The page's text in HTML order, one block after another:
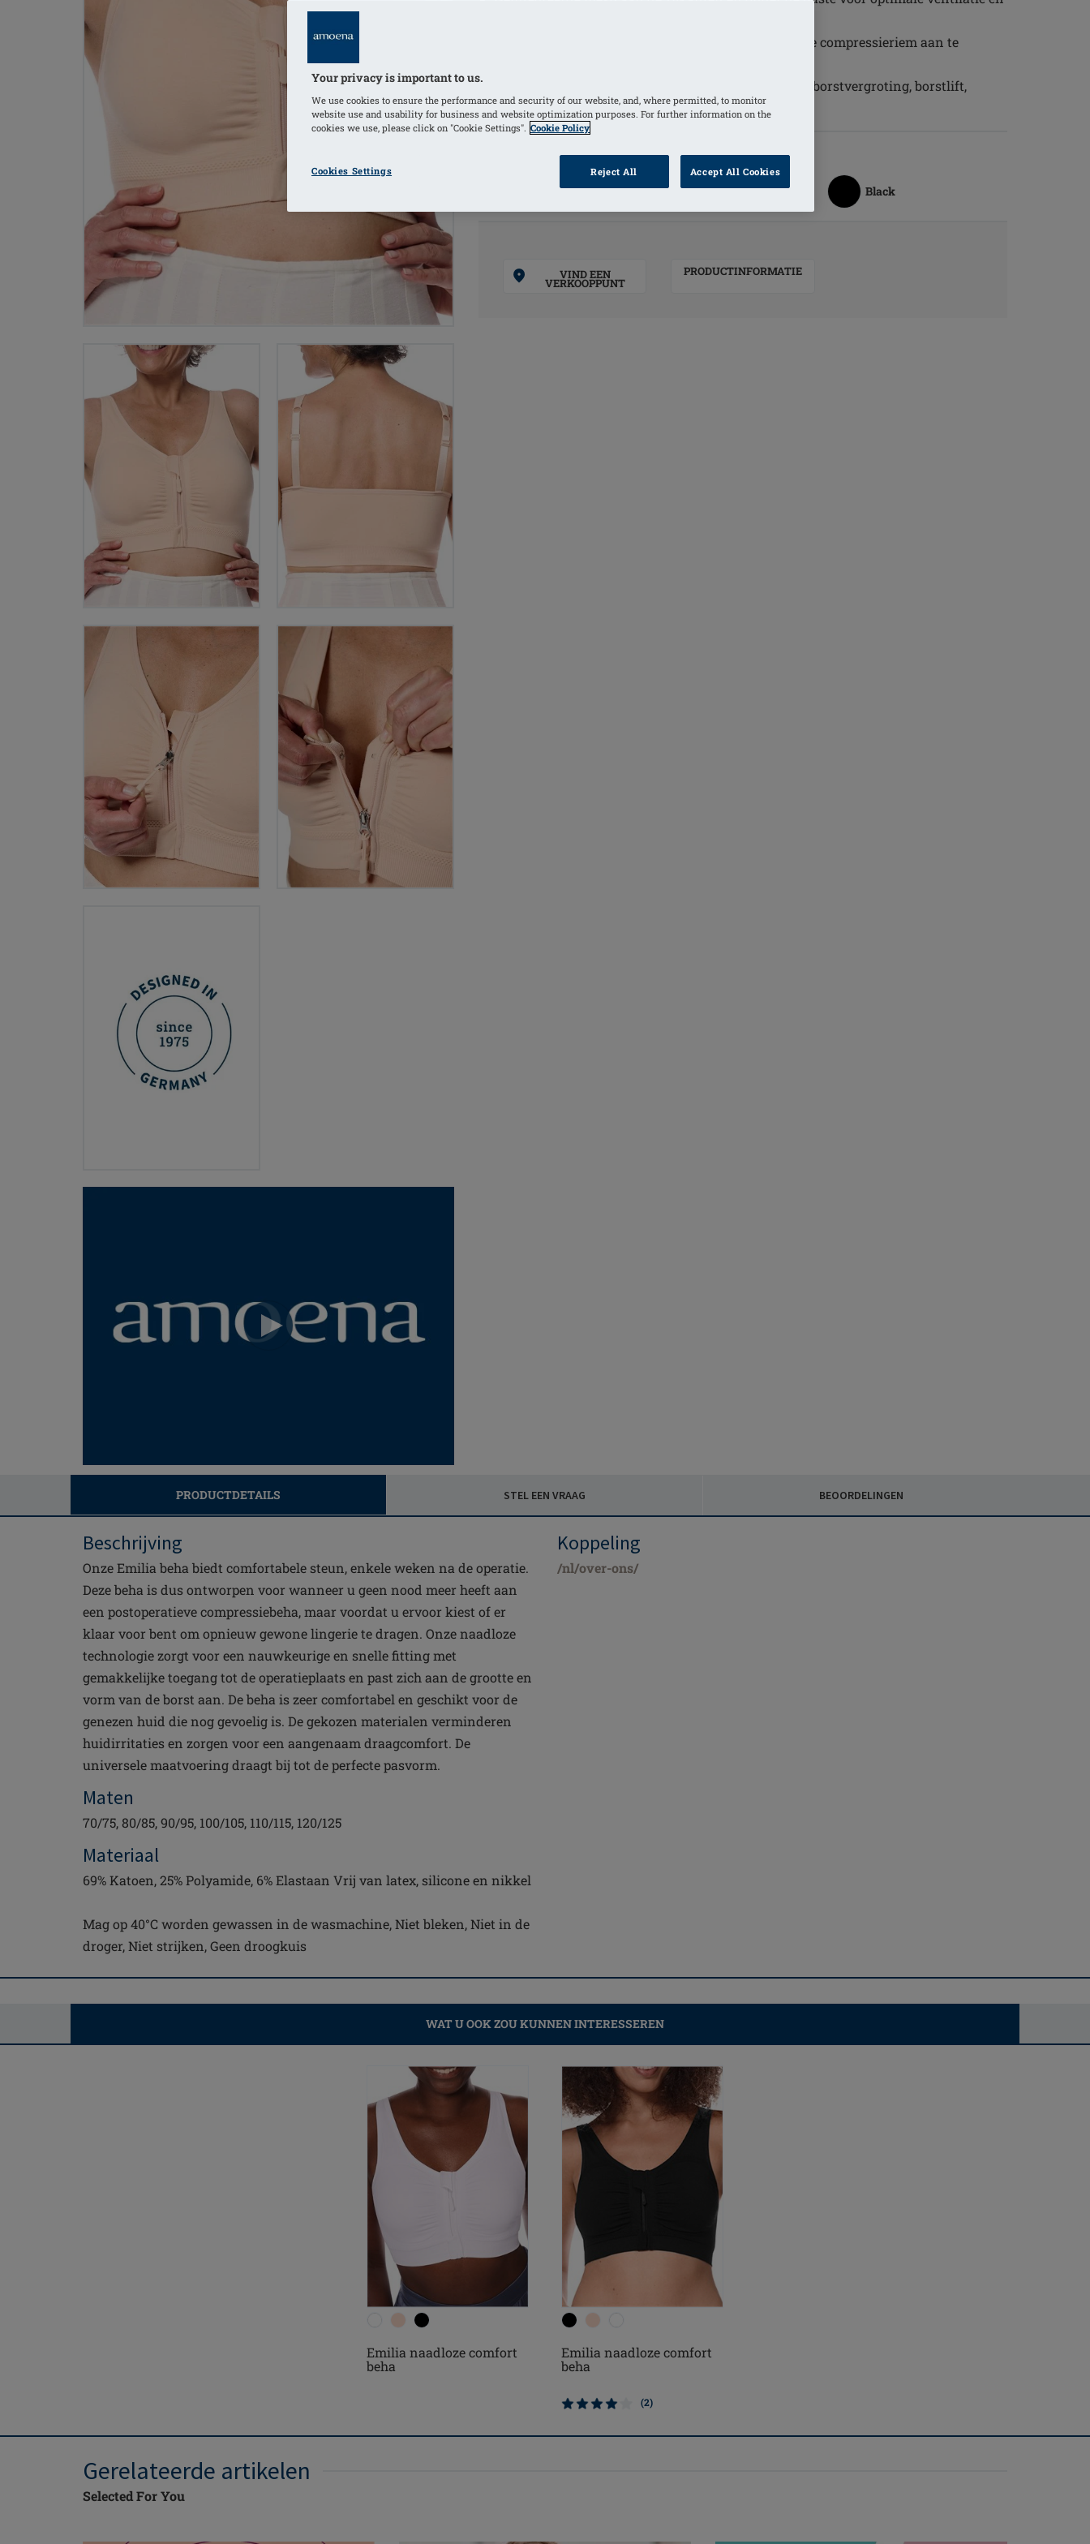
Klittenbandsluiting in het midden van de rug om de compressieriem aan te
Geschikt voor: borstreconstructie, borstverkleining, borstvergroting, borstlift,
oncoplastische borstoperaties, mastectomie
(Geselecteerd) White Black
VIND EEN
VERKOOPPUNT
PRODUCTINFORMATIE
PRODUCTDETAILS STEL EEN VRAAG BEOORDELINGEN
Beschrijving
Onze Emilia beha biedt comfortabele steun, enkele weken na de operatie.
Deze beha is dus ontworpen voor wanneer u geen nood meer heeft aan
een postoperatieve compressiebeha, maar voordat u ervoor kiest of er
klaar voor bent om opnieuw gewone lingerie te dragen. Onze naadloze
technologie zorgt voor een nauwkeurige en snelle fitting met
gemakkelijke toegang tot de operatieplaats en past zich aan de grootte en
vorm van de borst aan. De beha is zeer comfortabel en geschikt voor de
genezen huid die nog gevoelig is. De gekozen materialen verminderen
huidirritaties en zorgen voor een aangenaam draagcomfort. De
universele maatvoering draagt bij tot de perfecte pasvorm.
Maten
70/75, 80/85, 90/95, 100/105, 110/115, 120/125
Materiaal
69% Katoen, 25% Polyamide, 6% Elastaan Vrij van latex, silicone en nikkel
Mag op 40°C worden gewassen in de wasmachine, Niet bleken, Niet in de
droger, Niet strijken, Geen droogkuis
Koppeling
/nl/over-ons/
WAT U OOK ZOU KUNNEN INTERESSEREN
Emilia naadloze comfort
beha
Emilia naadloze comfort
beha
(2)
Gerelateerde artikelen
Selected For You
Your privacy is important to us.
We use cookies to ensure the performance and security of our website, and, where permitted, to monitor
website use and usability for business and website optimization purposes. For further information on the
cookies we use, please click on "Cookie Settings". Cookie Policy
Cookies Settings Reject All Accept All Cookies